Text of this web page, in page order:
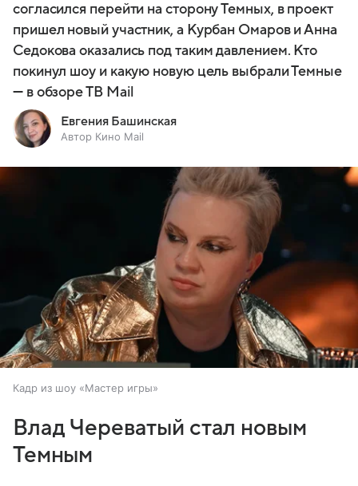
согласился перейти на сторону Темных, в проект
пришел новый участник, а Курбан Омаров и Анна
Седокова оказались под таким давлением. Кто
покинул шоу и какую новую цель выбрали Темные
— в обзоре ТВ Mail
Евгения Башинская
Автор Кино Mail
Кадр из шоу «Мастер игры»
Влад Череватый стал новым
Темным